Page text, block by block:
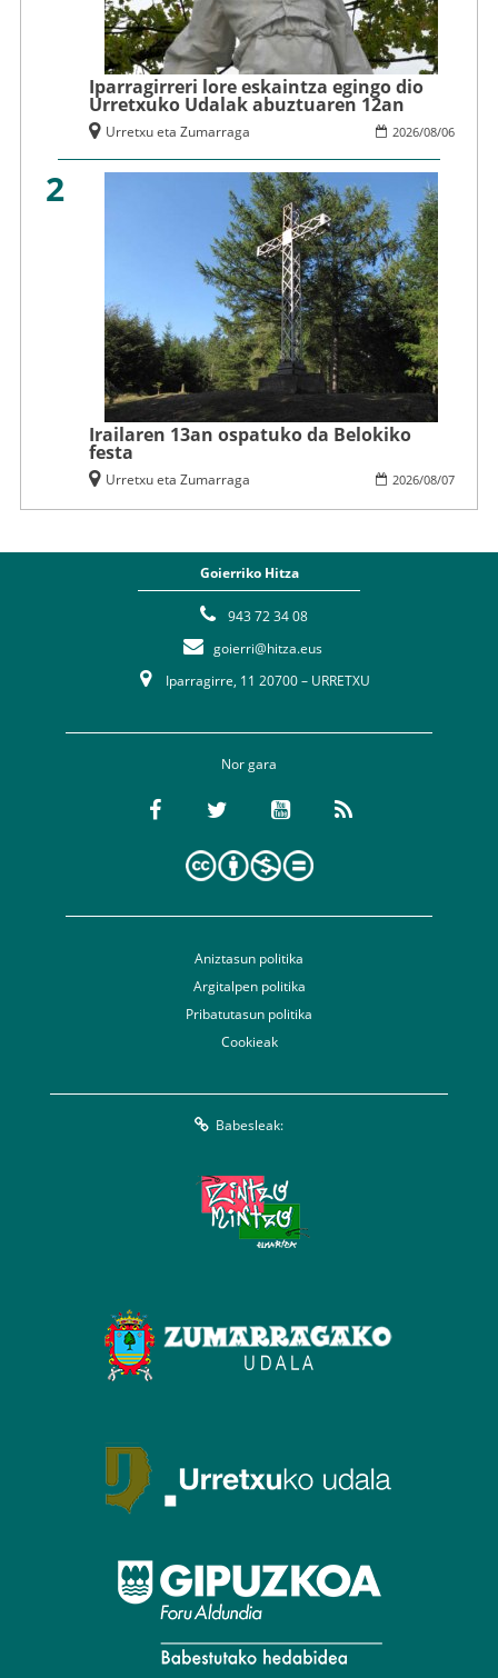
Iparragirreri lore eskaintza egingo dio
Urretxuko Udalak abuztuaren 12an
2026/08/06
Urretxu eta Zumarraga
2
Irailaren 13an ospatuko da Belokiko
festa
2026/08/07
Urretxu eta Zumarraga
Goierriko Hitza
943 72 34 08
goierri@hitza.eus
Iparragirre, 11 20700 – URRETXU
Nor gara
Aniztasun politika
Argitalpen politika
Pribatutasun politika
Cookieak
Babesleak: